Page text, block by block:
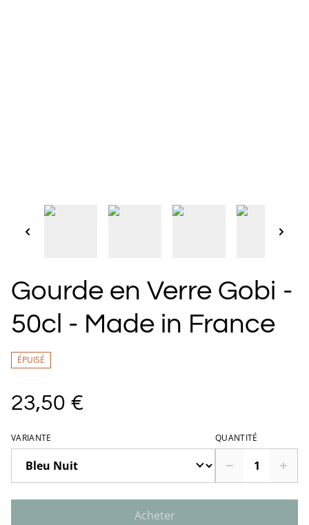
Gourde en Verre Gobi -
50cl - Made in France
ÉPUISÉ
23,50 €
VARIANTE QUANTITÉ
Acheter